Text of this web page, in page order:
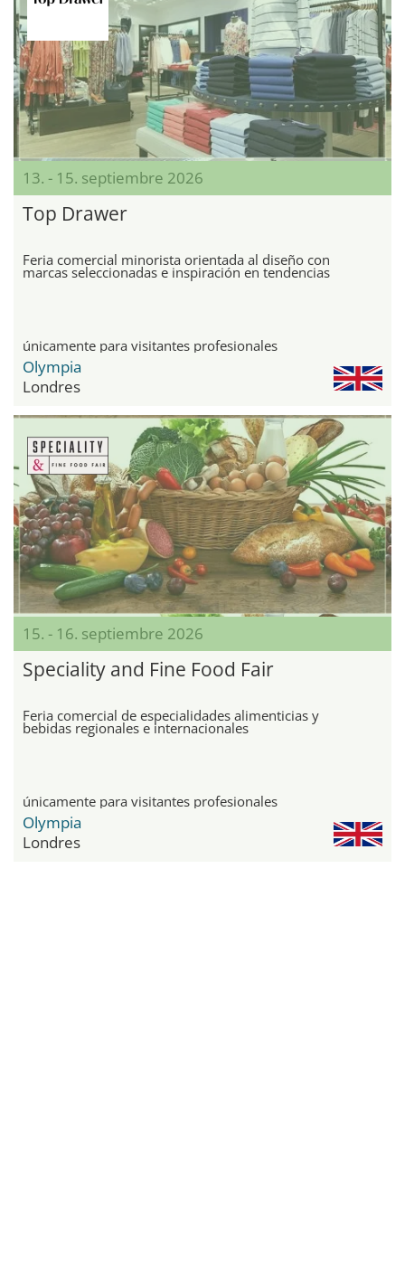
13. - 15. septiembre 2026
Top Drawer
Feria comercial minorista orientada al diseño con
marcas seleccionadas e inspiración en tendencias
únicamente para visitantes profesionales
Olympia
Londres
15. - 16. septiembre 2026
Speciality and Fine Food Fair
Feria comercial de especialidades alimenticias y
bebidas regionales e internacionales
únicamente para visitantes profesionales
Olympia
Londres